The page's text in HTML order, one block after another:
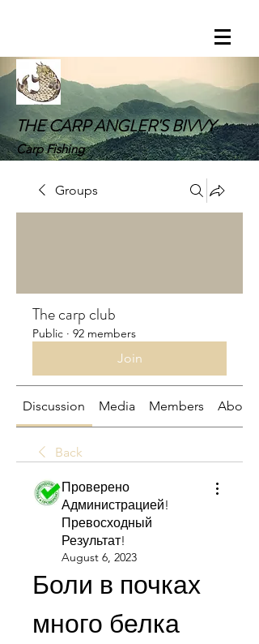
THE CARP ANGLER'S BIVVY
Carp Fishing
Groups
The carp club
Public · 92 members
Join
Discussion Media Members About
Back
Проверено
Администрацией!
Превосходный
Результат!
August 6, 2023
Боли в почках
много белка